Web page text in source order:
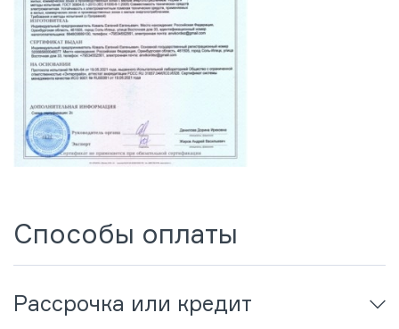
Способы оплаты
Рассрочка или кредит